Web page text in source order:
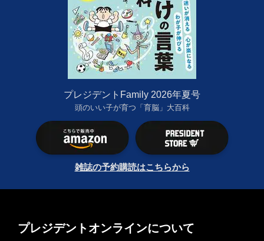
プレジデントFamily 2026年夏号
頭のいい子が育つ「育脳」大百科
雑誌の予約購読はこちらから
プレジデントオンラインについて